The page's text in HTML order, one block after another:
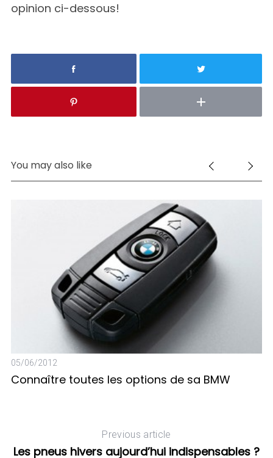
opinion ci-dessous!
You may also like
05/06/2012
Connaître toutes les options de sa BMW
Previous article
Les pneus hivers aujourd’hui indispensables ?
a
r